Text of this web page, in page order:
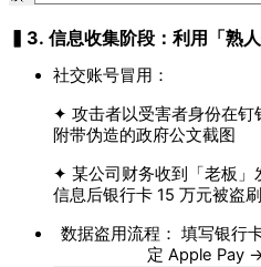
▍3. 信息收集阶段：利用「熟
社交账号冒用：
✦ 攻击者以受害者身份在钉
附带伪造的政府公文截图
✦ 某公司财务收到「老板」
信息后银行卡 15 万元被盗刷
数据盗用流程： 填写银行
定 Apple Pay